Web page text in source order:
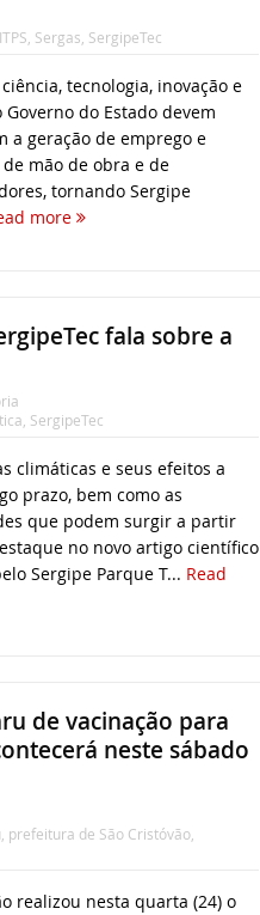
ITPS Sergas SergipeTec
tecnologia, inovação e
do Estado devem
a geração de emprego e
mão de obra e de
tornando Sergipe
more
fala sobre a
SergipeTec
climáticas e seus efeitos a
prazo, bem como as
que podem surgir a partir
no novo artigo científico
Sergipe Parque T... Read
de vacinação para
neste sábado
, prefeitura de São Cristóvão,
realizou nesta quarta (24) o